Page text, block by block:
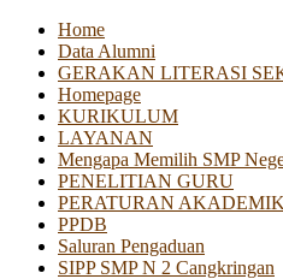
Home
Data Alumni
GERAKAN LITERASI
Homepage
KURIKULUM
LAYANAN
Mengapa Memilih SMP
PENELITIAN GURU
PERATURAN AKADEMIK
PPDB
Saluran Pengaduan
SIPP SMP N 2 Cangkringan